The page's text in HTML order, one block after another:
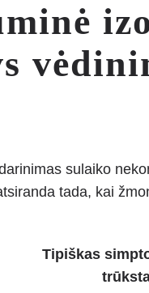
sulaiko
tada, kai
Tipiškas